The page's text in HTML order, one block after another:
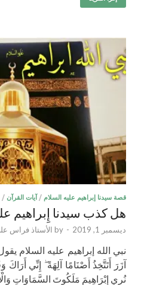
قصة سيدنا إبراهيم عليه السلام / آيات القرآن /
هل كذب سيدنا إِبراهيم
ديسمبر 1, 2019 -
by الأستاذ فراس
نبي الله إبراهيم عليه السلام
آزَرَ أَتَتَّخِذُ أَصْنَامًا آلِهَةً ۖ إِنِّي
نُرِي إِبْرَاهِيمَ مَلَكُوتَ السَّمَاوَاتِ